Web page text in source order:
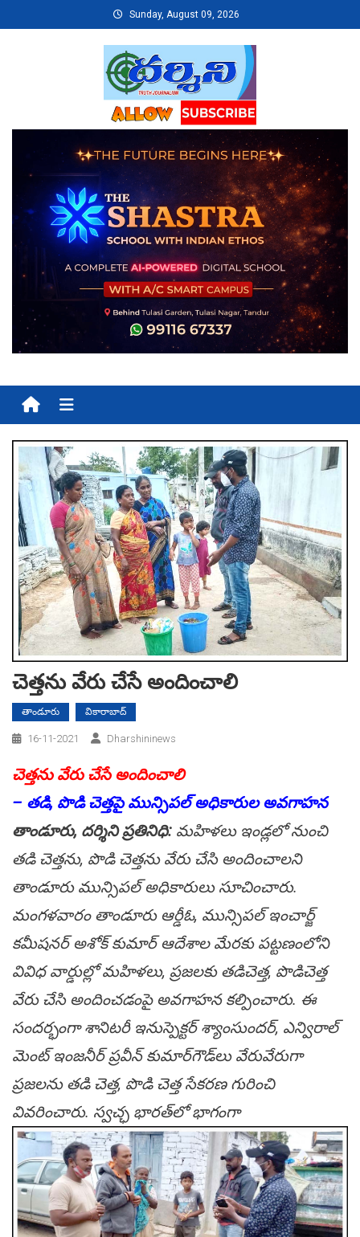
to
Sunday, August 09, 2026
Menu
చెత్త‌ను వేరు చేసే అందించాలి
తాండూరు వికారాబాద్
16-11-2021 Dharshininews
చెత్త‌ను వేరు చేసే అందించాలి
– త‌డి, పొడి చెత్త‌పై మున్సిప‌ల్ అధికారుల అవ‌గాహ‌న
తాండూరు, ద‌ర్శిని ప్ర‌తినిధి: మ‌హిళ‌లు ఇండ్ల‌లో నుంచి
త‌డి చెత్త‌ను, పొడి చెత్త‌ను వేరు చేసి అందించాల‌ని
తాండూరు మున్సిప‌ల్ అధికారులు సూచించారు.
మంగ‌ళ‌వారం తాండూరు ఆర్డీఓ, మున్సిప‌ల్ ఇంచార్జ్
క‌మీష‌న‌ర్ అశోక్ కుమార్ ఆదేశాల మేర‌కు ప‌ట్ట‌ణంలోని
వివిధ వార్డుల్లో మ‌హిళ‌లు, ప్ర‌జ‌ల‌కు త‌డిచెత్త‌, పొడిచెత్త
వేరు చేసి అందించ‌డంపై అవ‌గాహ‌న క‌ల్పించారు. ఈ
సంద‌ర్భంగా శానిట‌రీ ఇనుస్పెక్ట‌ర్ శ్యాంసుంద‌ర్, ఎన్విరాల్
మెంట్ ఇంజ‌నీర్ ప్ర‌వీన్ కుమార్‌గౌడ్‌లు వేరువేరుగా
ప్ర‌జ‌లను త‌డి చెత్త‌, పొడి చెత్త సేక‌ర‌ణ గురించి
వివ‌రించారు. స్వ‌చ్ఛ భార‌త్‌లో భాగంగా